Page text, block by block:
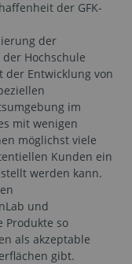
der GFK-
der
Hochschule
der Entwicklung von
im
mit wenigen
möglichst viele
Kunden ein
werden kann.
und
Produkte so
als akzeptable
gibt.